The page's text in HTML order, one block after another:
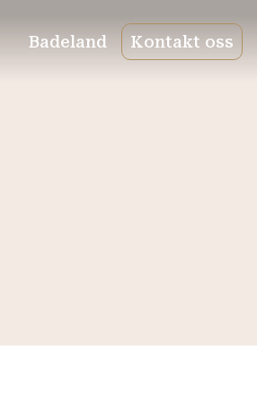
Badeland Kontakt oss